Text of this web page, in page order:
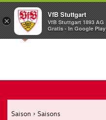
Saison › Saisons
×
VfB Stuttgart
VfB Stuttgart 1893 AG
Gratis - In Google Play